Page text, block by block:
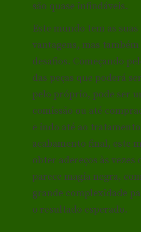
são quase infindáveis.
Este mundo tem as suas
vantagens, mas também
desafios. Começando
das peças que poderá
pelo próprio, pode ser
comissão ou até
e indo até ao
acabamento final, este
obter adereços às vezes
parece magia negra,
grande complexidade
o resultado esperado.